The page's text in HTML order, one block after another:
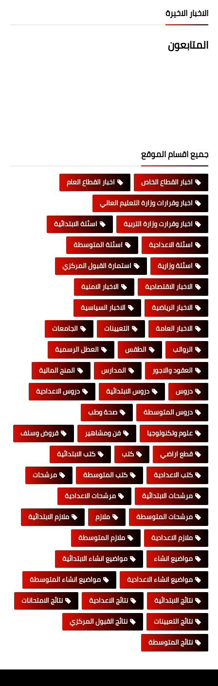
الاخبار الاخيرة
المتابعون
جميع اقسام الموقع
اخبار القطاع الخاص
اخبار القطاع العام
اخبار وقرارات وزارة التعليم العالي
اخبار وقرارت وزارة التربية
اسئلة الابتدائية
اسئلة الاعدادية
اسئلة المتوسطة
اسئلة وزارية
استمارة القبول المركزي
الاخبار الاقتصادية
الاخبار الامنية
الاخبار الرياضية
الاخبار السياسية
الاخبار العامة
التعيينات
الجامعات
الرواتب
الطقس
العطل الرسمية
العقود والاجور
المدارس
المنح المالية
دروس
دروس الابتدائية
دروس الاعدادية
دروس المتوسطة
صحة وطب
علوم وتكنولوجيا
فن ومشاهير
قروض وسلف
قطع اراضي
كتب
كتب الابتدائية
كتب الاعدادية
كتب المتوسطة
مرشحات
مرشحات الابتدائية
مرشحات الاعدادية
مرشحات المتوسطة
ملازم
ملازم الابتدائية
ملازم الاعدادية
ملازم المتوسطة
مواضيع انشاء
مواضيع انشاء الابتدائية
مواضيع انشاء الاعدادية
مواضيع انشاء المتوسطة
نتائج الابتدائية
نتائج الاعدادية
نتائج الامتحانات
نتائج التعيينات
نتائج القبول المركزي
نتائج المتوسطة